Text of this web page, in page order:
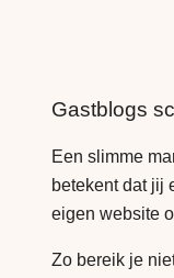
Gastblogs
Een slimme
betekent dat jij
eigen website
Zo bereik je